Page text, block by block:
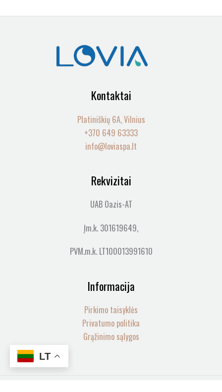
Kontaktai
Platiniškių 6A, Vilnius
+370 649 63333
info@loviaspa.lt
Rekvizitai
UAB Oazis-AT
Įm.k. 301619649,
PVM.m.k. LT100013991610
Informacija
Pirkimo taisyklės
Privatumo politika
Grąžinimo sąlygos
LT